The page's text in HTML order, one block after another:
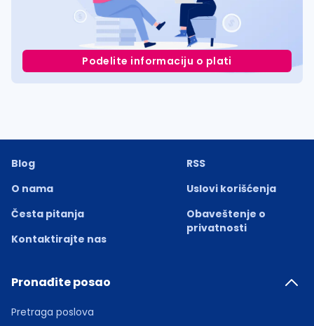
Podelite informaciju o plati
Blog
O nama
Česta pitanja
Kontaktirajte nas
RSS
Uslovi korišćenja
Obaveštenje o
privatnosti
Pronađite posao
Pretraga poslova